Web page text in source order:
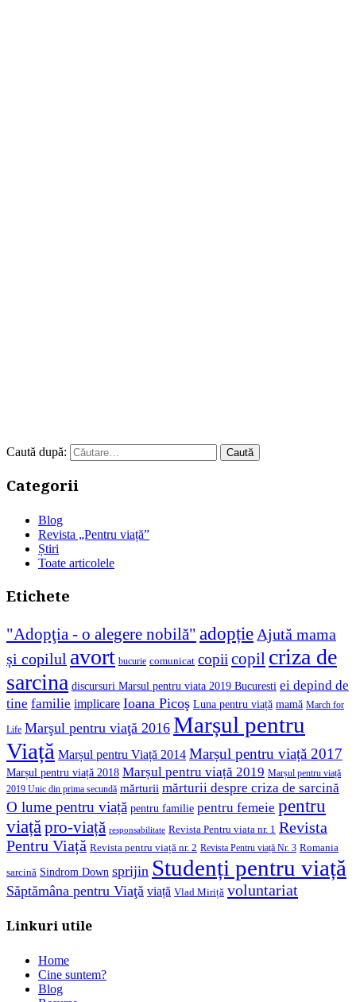
Caută după:
Categorii
Blog
Revista „Pentru viață”
Știri
Toate articolele
Etichete
"Adopţia - o alegere nobilă" adopțieAjută mama
și copilul avort bucurie comunicat copiicopil criza de
sarcina discursuri Marsul pentru viata 2019 Bucuresti ei depind de
tine familie implicare Ioana Picoş Luna pentru viață mamă March for
Life Marşul pentru viaţă 2016 Marșul pentru
Viață Marșul pentru Viață 2014 Marșul pentru viață 2017
Marșul pentru viață 2018 Marșul pentru viață 2019 Marșul pentru viață
2019 Unic din prima secundă mărturii mărturii despre criza de sarcină
O lume pentru viață pentru familie pentru femeie pentru
viațăpro-viață responsabilitate Revista Pentru viata nr. 1 Revista
Pentru Viață Revista pentru viață nr. 2 Revista Pentru viață Nr. 3 Romania
sarcină Sindrom Down sprijin Studenți pentru viață
Săptămâna pentru Viaţă viață Vlad Miriță voluntariat
Linkuri utile
Home
Cine suntem?
Blog